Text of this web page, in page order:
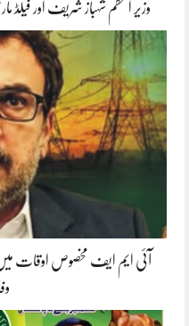
وزیر اعظم شہباز شریف اور
آئی ایم ایف مخصوص اوقات